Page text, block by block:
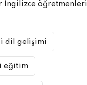
İngilizce öğretmenleri
dil gelişimi
eğitim